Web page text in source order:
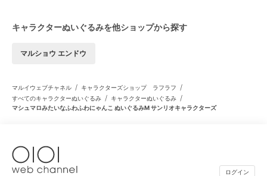
キャラクターぬいぐるみを他ショップから探す
マルショウ エンドウ
マルイウェブチャネル / キャラクターズショップ ラフラフ /
すべてのキャラクターぬいぐるみ / キャラクターぬいぐるみ /
マシュマロみたいなふわふわにゃんこ ぬいぐるみM サンリオキャラクターズ
ログイン